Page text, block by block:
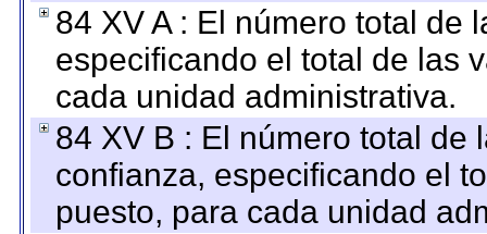
84 XV A : El número total de
especificando el total de las
cada unidad administrativa.
84 XV B : El número total de
confianza, especificando el
puesto, para cada unidad